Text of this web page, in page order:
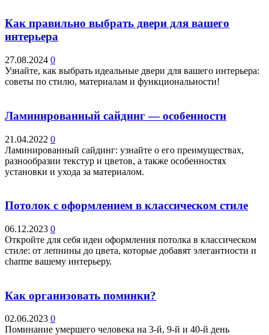
Как правильно выбрать двери для вашего
интерьера
27.08.2024 0
Узнайте, как выбрать идеальные двери для вашего интерьера:
советы по стилю, материалам и функциональности!
Ламинированный сайдинг — особенности
21.04.2022 0
Ламинированный сайдинг: узнайте о его преимуществах,
разнообразии текстур и цветов, а также особенностях
установки и ухода за материалом.
Потолок с оформлением в классическом стиле
06.12.2023 0
Откройте для себя идеи оформления потолка в классическом
стиле: от лепнины до цвета, которые добавят элегантности и
charme вашему интерьеру.
Как организовать поминки?
02.06.2023 0
Поминание умершего человека на 3-й, 9-й и 40-й день